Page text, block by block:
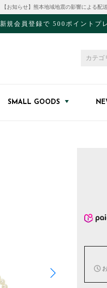
【お知らせ】熊本地域地震の影響による配
新規会員登録で 500ポイントプ
SMALL GOODS